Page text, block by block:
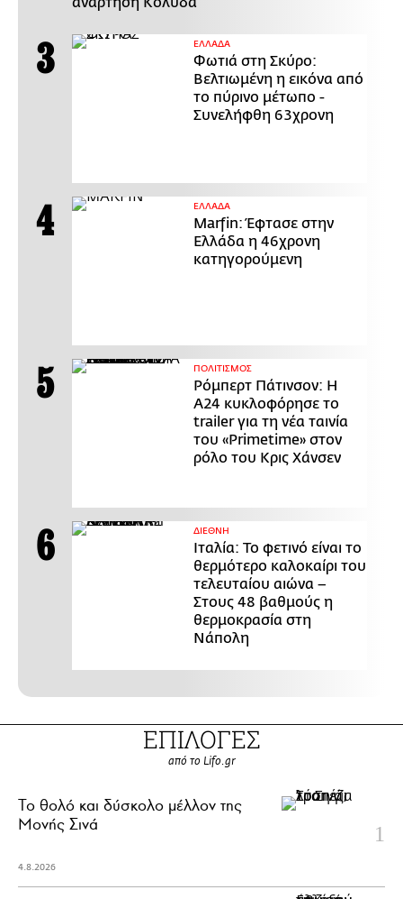
ΕΛΛΑΔΑ
Φωτιά στη Σκύρο:
Βελτιωμένη η εικόνα από
το πύρινο μέτωπο -
Συνελήφθη 63χρονη
ΕΛΛΑΔΑ
Marfin: Έφτασε στην
Ελλάδα η 46χρονη
κατηγορούμενη
ΠΟΛΙΤΙΣΜΟΣ
Ρόμπερτ Πάτινσον: Η
Α24 κυκλοφόρησε το
trailer για τη νέα ταινία
του «Primetime» στον
ρόλο του Κρις Χάνσεν
ΔΙΕΘΝΗ
Ιταλία: Το φετινό είναι το
θερμότερο καλοκαίρι του
τελευταίου αιώνα –
Στους 48 βαθμούς η
θερμοκρασία στη
Νάπολη
ΕΠΙΛΟΓΕΣ
από το Lifo.gr
Το θολό και δύσκολο μέλλον της
Μονής Σινά
4.8.2026